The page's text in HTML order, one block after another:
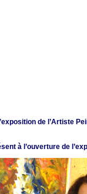
de l’Artiste
à l’ouverture de